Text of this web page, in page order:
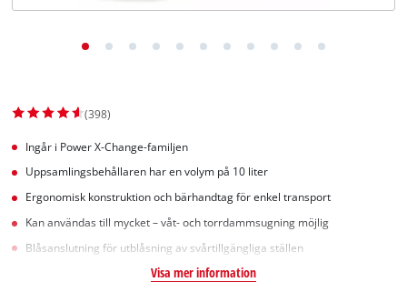
(398)
Ingår i Power X-Change-familjen
Uppsamlingsbehållaren har en volym på 10 liter
Ergonomisk konstruktion och bärhandtag för enkel transport
Kan användas till mycket – våt- och torrdammsugning möjlig
Blåsanslutning för utblåsning av svårtillgängliga ställen
Visa mer information